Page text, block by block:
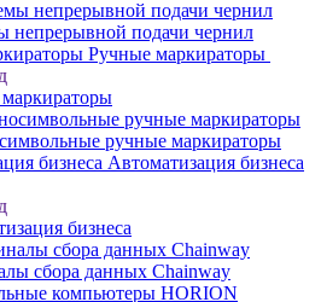
непрерывной подачи чернил
Ручные маркираторы
ручные маркираторы
Автоматизация бизнеса
бизнеса
сбора данных Chainway